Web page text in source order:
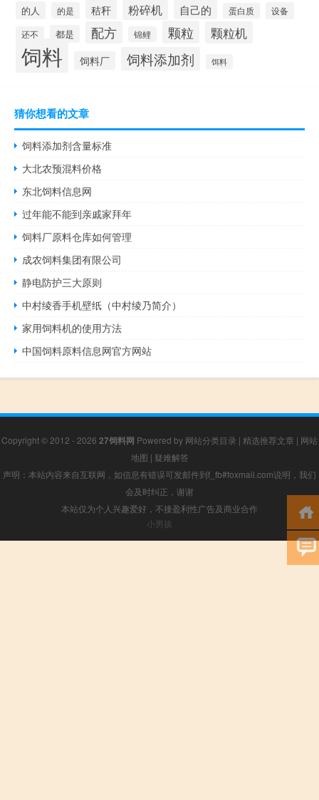
的人 的是 秸秆 粉碎机 自己的 蛋白质 设备
还不 都是 配方 锦鲤 颗粒 颗粒机
饲料 饲料厂 饲料添加剂 饵料
猜你想看的文章
饲料添加剂含量标准
大北农预混料价格
东北饲料信息网
过年能不能到亲戚家拜年
饲料厂原料仓库如何管理
成农饲料集团有限公司
静电防护三大原则
中村绫香手机壁纸（中村绫乃简介）
家用饲料机的使用方法
中国饲料原料信息网官方网站
Copyright © 2012 - 2026 27饲料网 Powered by 网站分类目录 | 精选推荐文章 | 网站
地图 | 疑难解答
声明：本站内容来自互联网，如信息有错误可发邮件到f_fb#foxmail.com说明，我们
会及时纠正，谢谢
本站仅为个人兴趣爱好，不接盈利性广告及商业合作
小男孩